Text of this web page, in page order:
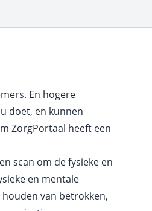
En hogere
doet, en kunnen
ZorgPortaal heeft een
scan om de fysieke en
en mentale
van betrokken,